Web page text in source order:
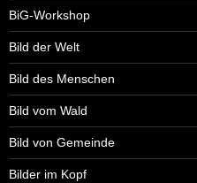
BiG-Workshop
Bild der Welt
Bild des Menschen
Bild vom Wald
Bild von Gemeinde
Bilder im Kopf